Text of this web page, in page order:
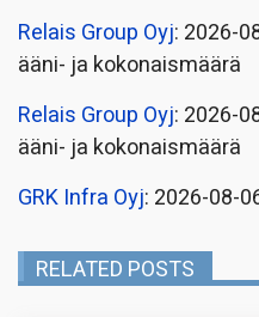
Relais Group Oyj: 2026-
ääni- ja kokonaismäärä
Relais Group Oyj: 2026-
ääni- ja kokonaismäärä
GRK Infra Oyj: 2026-08-
RELATED POSTS